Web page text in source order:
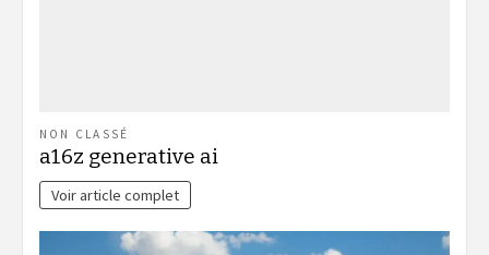
NON CLASSÉ
a16z generative ai
Voir article complet